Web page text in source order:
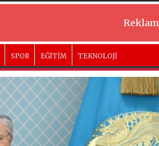
SPOR EĞİTİM TEKNOLOJİ